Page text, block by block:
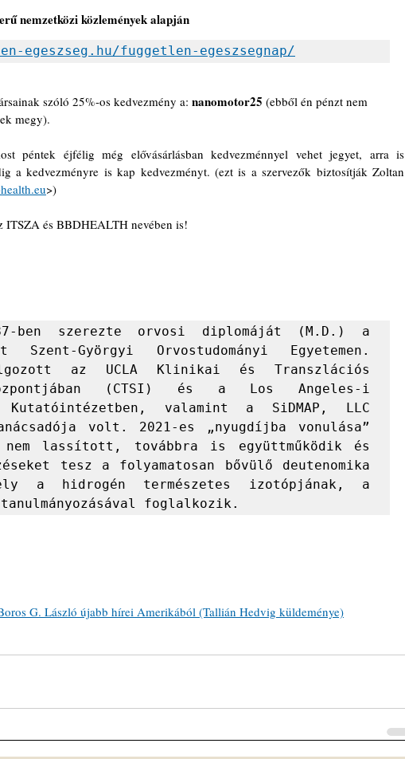
nemzetközi közlemények alapján
egeszseg.hu/fuggetlen-egeszsegnap/
szóló 25%-os kedvezmény a: nanomotor25 (ebből én pénzt nem
megy).
péntek éjfélig még elővásárlásban kedvezménnyel vehet jegyet, arra is
a kedvezményre is kap kedvezményt. (ezt is a szervezők biztosítják Zoltan
>)
ITSZA és BBDHEALTH nevében is!
ben szerezte orvosi diplomáját (M.D.) a
Szent-Györgyi Orvostudományi Egyetemen.
az UCLA Klinikai és Transzlációs
(CTSI) és a Los Angeles-i
Kutatóintézetben, valamint a SiDMAP, LLC
volt. 2021-es „nyugdíjba vonulása”
lassított, továbbra is együttműködik és
tesz a folyamatosan bővülő deutenomika
a hidrogén természetes izotópjának, a
foglalkozik.
G. László újabb hírei Amerikából (Tallián Hedvig küldeménye)